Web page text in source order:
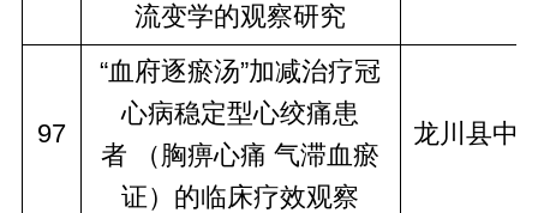
流变学的观察研究
97
“血府逐瘀汤”加减治疗冠
心病稳定型心绞痛患
者 （胸痹心痛 气滞血瘀
证）的临床疗效观察
龙川县中